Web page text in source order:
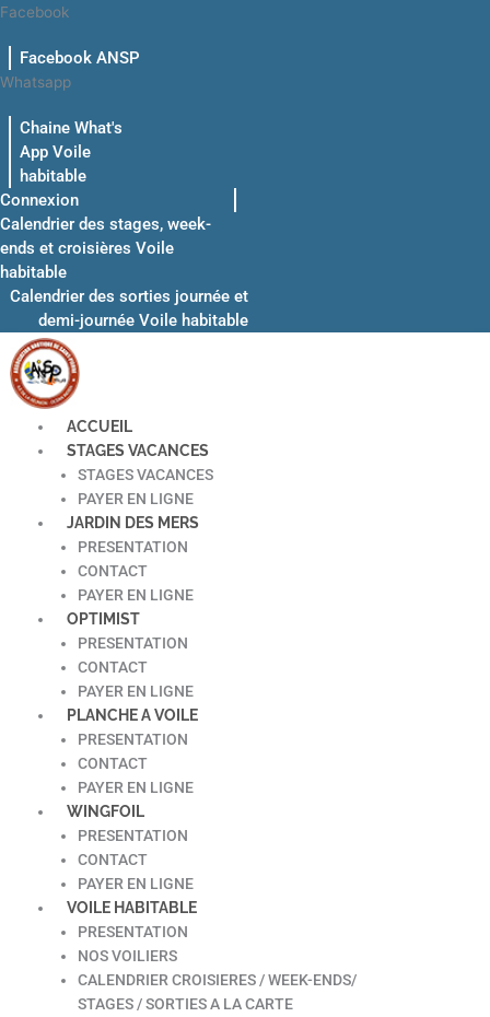
Aller
contenu
Facebook
Facebook ANSP
Whatsapp
Chaine What's
App Voile
habitable
Connexion
Calendrier des stages, week-
ends et croisières Voile
habitable
Calendrier des sorties journée et
demi-journée Voile habitable
ACCUEIL
STAGES VACANCES
STAGES VACANCES
PAYER EN LIGNE
JARDIN DES MERS
PRESENTATION
CONTACT
PAYER EN LIGNE
OPTIMIST
PRESENTATION
CONTACT
PAYER EN LIGNE
PLANCHE A VOILE
PRESENTATION
CONTACT
PAYER EN LIGNE
WINGFOIL
PRESENTATION
CONTACT
PAYER EN LIGNE
VOILE HABITABLE
PRESENTATION
NOS VOILIERS
CALENDRIER CROISIERES / WEEK-ENDS/
STAGES / SORTIES A LA CARTE